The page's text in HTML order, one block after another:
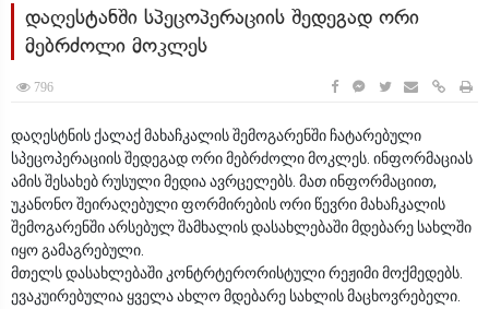
დაღესტანში სპეცოპერაციის შედეგად ორი
მებრძოლი მოკლეს
796
დაღესტნის ქალაქ მახაჩკალის შემოგარენში ჩატარებული
სპეცოპერაციის შედეგად ორი მებრძოლი მოკლეს. ინფორმაციას
ამის შესახებ რუსული მედია ავრცელებს. მათ ინფორმაციით,
უკანონო შეირაღებული ფორმირების ორი წევრი მახაჩკალის
შემოგარენში არსებულ შამხალის დასახლებაში მდებარე სახლში
იყო გამაგრებული.
მთელს დასახლებაში კონტრტერორისტული რეჟიმი მოქმედებს.
ევაკუირებულია ყველა ახლო მდებარე სახლის მაცხოვრებელი.